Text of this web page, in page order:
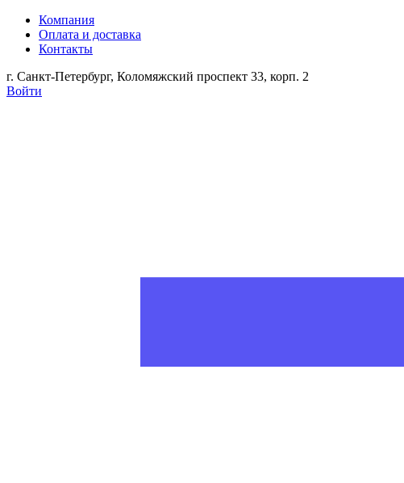
Компания
Оплата и доставка
Контакты
г. Санкт-Петербург, Коломяжский проспект 33, корп. 2
Войти